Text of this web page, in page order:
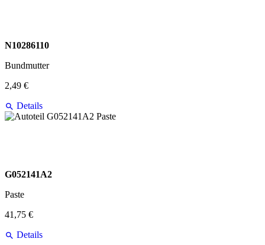
N10286110
Bundmutter
2,49 €
Details
G052141A2
Paste
41,75 €
Details